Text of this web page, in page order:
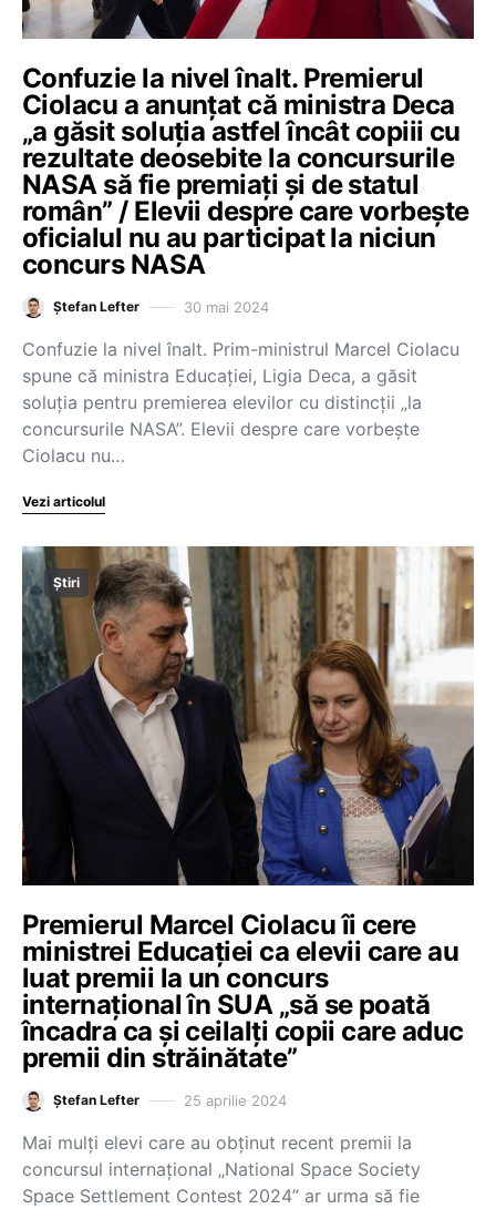
Confuzie la nivel înalt. Premierul
Ciolacu a anunțat că ministra Deca
„a găsit soluția astfel încât copiii cu
rezultate deosebite la concursurile
NASA să fie premiați și de statul
român” / Elevii despre care vorbește
oficialul nu au participat la niciun
concurs NASA
Ștefan Lefter 30 mai 2024
Confuzie la nivel înalt. Prim-ministrul Marcel Ciolacu
spune că ministra Educației, Ligia Deca, a găsit
soluția pentru premierea elevilor cu distincții „la
concursurile NASA”. Elevii despre care vorbește
Ciolacu nu…
Vezi articolul
Știri
Premierul Marcel Ciolacu îi cere
ministrei Educației ca elevii care au
luat premii la un concurs
internațional în SUA „să se poată
încadra ca și ceilalți copii care aduc
premii din străinătate”
Ștefan Lefter 25 aprilie 2024
Mai mulți elevi care au obținut recent premii la
concursul internațional „National Space Society
Space Settlement Contest 2024” ar urma să fie